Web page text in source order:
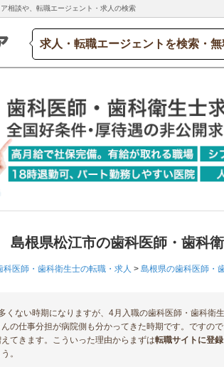
相談や、転職エージェント・求人の検索
求人・転職エージェントを検索・
島根県松江市の歯科医師・歯科
科医師・歯科衛生士の転職・求人 > 島根県の歯科医師・
くない時期になりますが、4月入職の歯科医師・歯科衛
の仕事分担が病院側も分かってきた時期です。ですの
てきます。こういった理由からまずは転職サイトに登録
。